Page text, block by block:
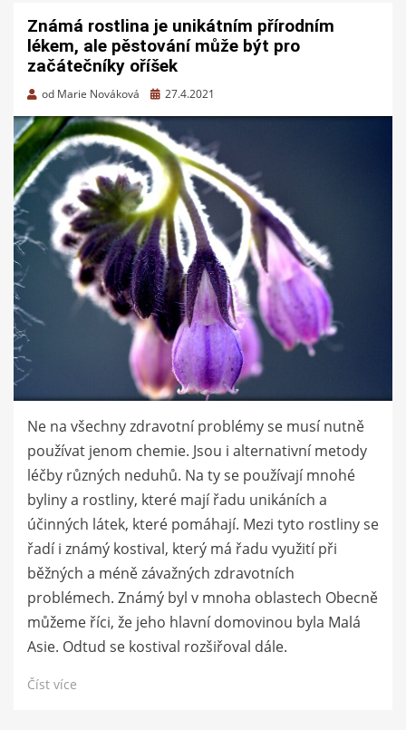
Známá rostlina je unikátním přírodním
lékem, ale pěstování může být pro
začátečníky oříšek
od Marie Nováková
Zveřejněno
27.4.2021
Ne na všechny zdravotní problémy se musí nutně
používat jenom chemie. Jsou i alternativní metody
léčby různých neduhů. Na ty se používají mnohé
byliny a rostliny, které mají řadu unikáních a
účinných látek, které pomáhají. Mezi tyto rostliny se
řadí i známý kostival, který má řadu využití při
běžných a méně závažných zdravotních
problémech. Známý byl v mnoha oblastech Obecně
můžeme říci, že jeho hlavní domovinou byla Malá
Asie. Odtud se kostival rozšiřoval dále.
Číst více